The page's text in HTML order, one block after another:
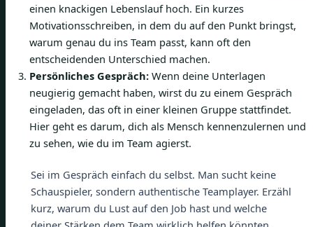
einen knackigen Lebenslauf hoch. Ein kurzes
Motivationsschreiben, in dem du auf den Punkt bringst,
warum genau du ins Team passt, kann oft den
entscheidenden Unterschied machen.
Persönliches Gespräch: Wenn deine Unterlagen
neugierig gemacht haben, wirst du zu einem Gespräch
eingeladen, das oft in einer kleinen Gruppe stattfindet.
Hier geht es darum, dich als Mensch kennenzulernen und
zu sehen, wie du im Team agierst.
Sei im Gespräch einfach du selbst. Man sucht keine
Schauspieler, sondern authentische Teamplayer. Erzähl
kurz, warum du Lust auf den Job hast und welche